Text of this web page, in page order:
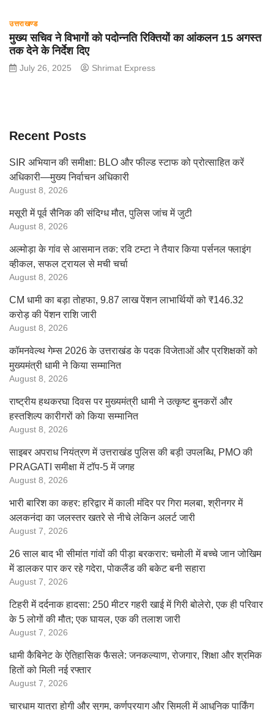
उत्तराखण्ड
मुख्य सचिव ने विभागों को पदोन्नति रिक्तियों का आंकलन 15 अगस्त
तक देने के निर्देश दिए
July 26, 2025 Shrimat Express
Recent Posts
SIR अभियान की समीक्षा: BLO और फील्ड स्टाफ को प्रोत्साहित करें
अधिकारी—मुख्य निर्वाचन अधिकारी
August 8, 2026
मसूरी में पूर्व सैनिक की संदिग्ध मौत, पुलिस जांच में जुटी
August 8, 2026
अल्मोड़ा के गांव से आसमान तक: रवि टम्टा ने तैयार किया पर्सनल फ्लाइंग
व्हीकल, सफल ट्रायल से मची चर्चा
August 8, 2026
CM धामी का बड़ा तोहफा, 9.87 लाख पेंशन लाभार्थियों को ₹146.32
करोड़ की पेंशन राशि जारी
August 8, 2026
कॉमनवेल्थ गेम्स 2026 के उत्तराखंड के पदक विजेताओं और प्रशिक्षकों को
मुख्यमंत्री धामी ने किया सम्मानित
August 8, 2026
राष्ट्रीय हथकरघा दिवस पर मुख्यमंत्री धामी ने उत्कृष्ट बुनकरों और
हस्तशिल्प कारीगरों को किया सम्मानित
August 8, 2026
साइबर अपराध नियंत्रण में उत्तराखंड पुलिस की बड़ी उपलब्धि, PMO की
PRAGATI समीक्षा में टॉप-5 में जगह
August 8, 2026
भारी बारिश का कहर: हरिद्वार में काली मंदिर पर गिरा मलबा, श्रीनगर में
अलकनंदा का जलस्तर खतरे से नीचे लेकिन अलर्ट जारी
August 7, 2026
26 साल बाद भी सीमांत गांवों की पीड़ा बरकरार: चमोली में बच्चे जान जोखिम
में डालकर पार कर रहे गदेरा, पोकलैंड की बकेट बनी सहारा
August 7, 2026
टिहरी में दर्दनाक हादसा: 250 मीटर गहरी खाई में गिरी बोलेरो, एक ही परिवार
के 5 लोगों की मौत; एक घायल, एक की तलाश जारी
August 7, 2026
धामी कैबिनेट के ऐतिहासिक फैसले: जनकल्याण, रोजगार, शिक्षा और श्रमिक
हितों को मिली नई रफ्तार
August 7, 2026
चारधाम यात्रा होगी और सुगम, कर्णप्रयाग और सिमली में आधुनिक पार्किंग